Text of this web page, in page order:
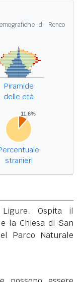
di Ronco
Piramide
delle età
stranieri
Ligure. Ospita il
la Chiesa di San
Parco Naturale